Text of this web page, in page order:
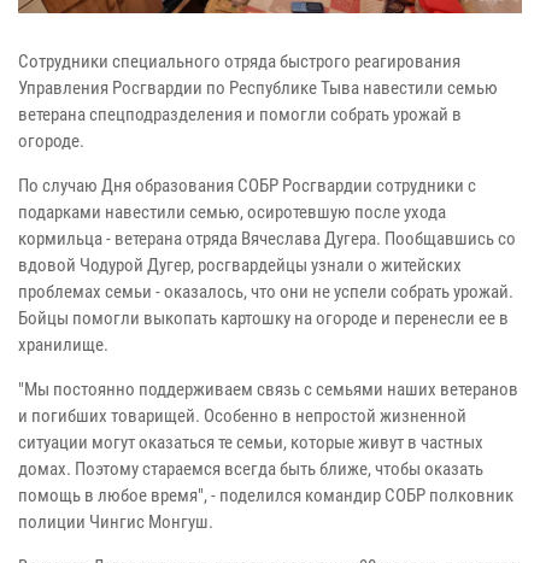
Сотрудники специального отряда быстрого реагирования
Управления Росгвардии по Республике Тыва навестили семью
ветерана спецподразделения и помогли собрать урожай в
огороде.
По случаю Дня образования СОБР Росгвардии сотрудники с
подарками навестили семью, осиротевшую после ухода
кормильца - ветерана отряда Вячеслава Дугера. Пообщавшись со
вдовой Чодурой Дугер, росгвардейцы узнали о житейских
проблемах семьи - оказалось, что они не успели собрать урожай.
Бойцы помогли выкопать картошку на огороде и перенесли ее в
хранилище.
"Мы постоянно поддерживаем связь с семьями наших ветеранов
и погибших товарищей. Особенно в непростой жизненной
ситуации могут оказаться те семьи, которые живут в частных
домах. Поэтому стараемся всегда быть ближе, чтобы оказать
помощь в любое время", - поделился командир СОБР полковник
полиции Чингис Монгуш.